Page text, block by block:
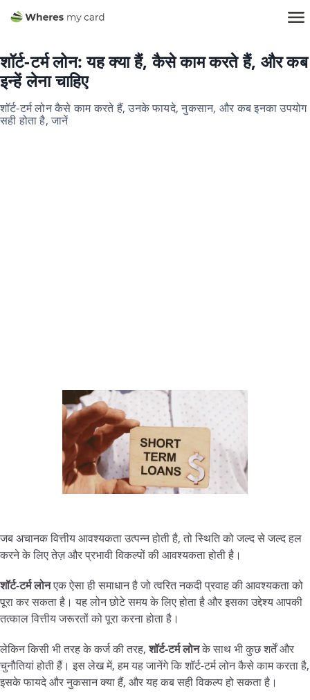
शॉर्ट-टर्म लोन: यह क्या हैं, कैसे काम करते हैं, और कब
इन्हें लेना चाहिए
शॉर्ट-टर्म लोन कैसे काम करते हैं, उनके फायदे, नुकसान, और कब इनका उपयोग
सही होता है, जानें
जब अचानक वित्तीय आवश्यकता उत्पन्न होती है, तो स्थिति को जल्द से जल्द हल
करने के लिए तेज़ और प्रभावी विकल्पों की आवश्यकता होती है।
शॉर्ट-टर्मलोनएक ऐसा ही समाधान है जो त्वरित नकदी प्रवाह की आवश्यकता को
पूरा कर सकता है। यह लोन छोटे समय के लिए होता है और इसका उद्देश्य आपकी
तत्काल वित्तीय जरूरतों को पूरा करना होता है।
लेकिन किसी भी तरह के कर्ज की तरह,शॉर्ट-टर्मलोनके साथ भी कुछ शर्तें और
चुनौतियां होती हैं। इस लेख में, हम यह जानेंगे कि शॉर्ट-टर्म लोन कैसे काम करता है,
इसके फायदे और नुकसान क्या हैं, और यह कब सही विकल्प हो सकता है।